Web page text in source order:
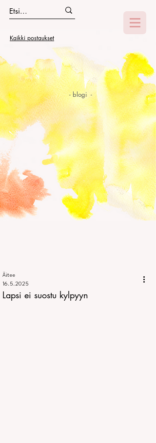
Kaikki postaukset
- blogi -
Lapsi ei suostu kylpyyn
Äitee
16.5.2025